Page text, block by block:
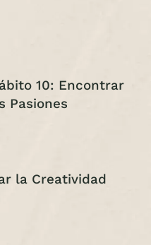
10: Encontrar
Pasiones
la Creatividad